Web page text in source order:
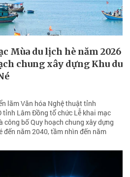
Mùa du lịch hè năm 2026
chung xây dựng Khu du
lãm Văn hóa Nghệ thuật tỉnh
tỉnh Lâm Đồng tổ chức Lễ khai mạc
công bố Quy hoạch chung xây dựng
đến năm 2040, tầm nhìn đến năm